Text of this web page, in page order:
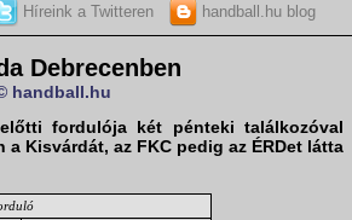
Híreink a Twitteren handball.hu blog
Debrecenben
handball.hu
fordulója két pénteki találkozóval
a Kisvárdát, az FKC pedig az ÉRDet látta